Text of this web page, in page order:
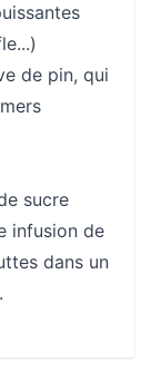
de pin, qui
sucre
infusion de
dans un